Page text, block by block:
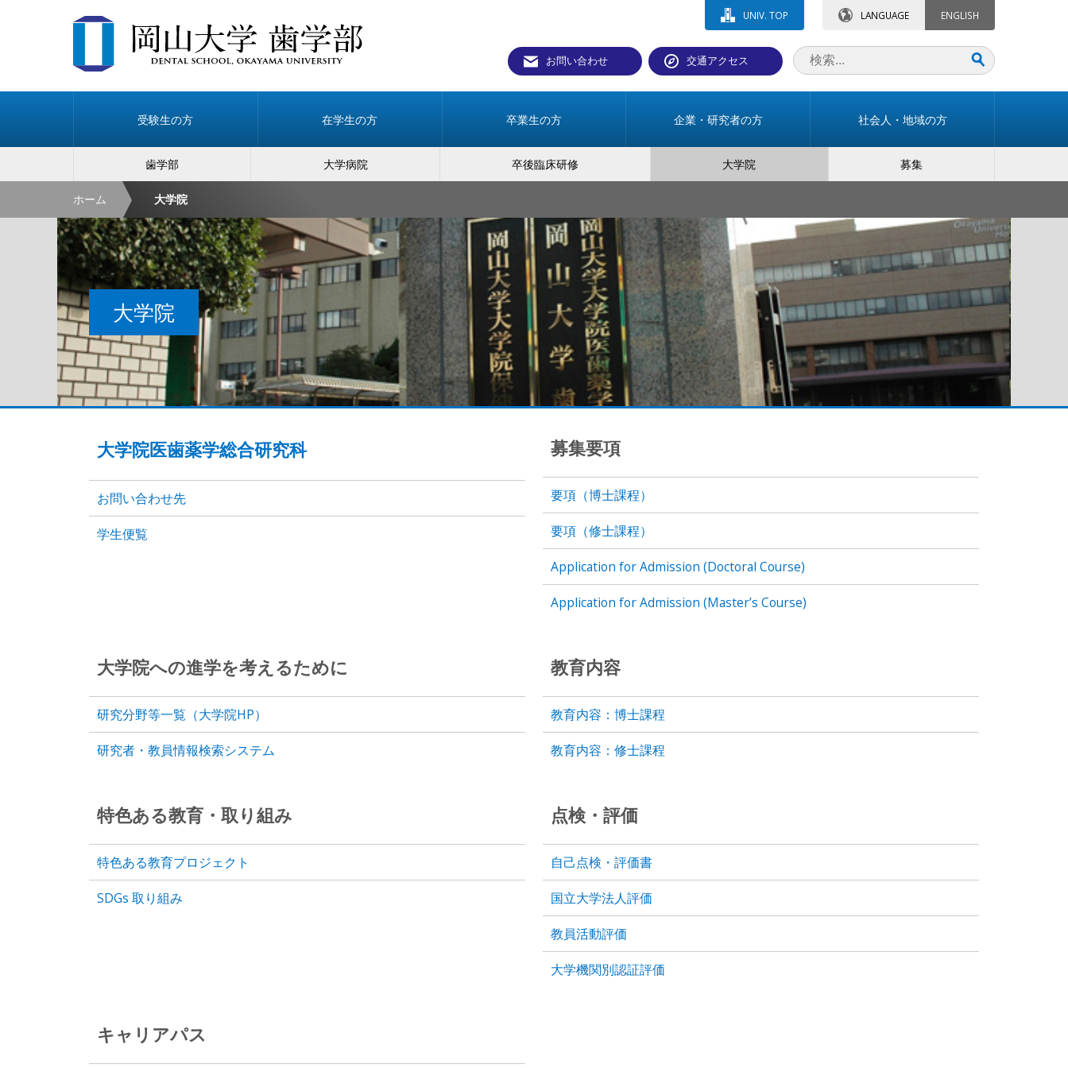
UNIV. TOP LANGUAGE ENGLISH
お問い合わせ 交通アクセス
受験生の方 在学生の方 卒業生の方 企業・研究者の方 社会人・地域の方
歯学部 大学病院 卒後臨床研修 大学院 募集
ホーム 大学院
大学院
大学院医歯薬学総合研究科
お問い合わせ先
学生便覧
募集要項
要項（博士課程）
要項（修士課程）
Application for Admission (Doctoral Course)
Application for Admission (Master’s Course)
大学院への進学を考えるために
研究分野等一覧（大学院HP）
研究者・教員情報検索システム
教育内容
教育内容：博士課程
教育内容：修士課程
特色ある教育・取り組み
特色ある教育プロジェクト
SDGs 取り組み
点検・評価
自己点検・評価書
国立大学法人評価
教員活動評価
大学機関別認証評価
キャリアパス